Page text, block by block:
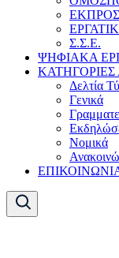
Σ.Σ.Ε.
ΨΗΦΙΑΚΑ
Δελτία
Γενικά
Νομικά